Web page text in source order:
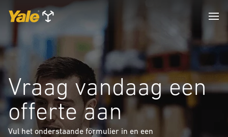
Vraag vandaag een
offerte aan
Vul het onderstaande formulier in en een